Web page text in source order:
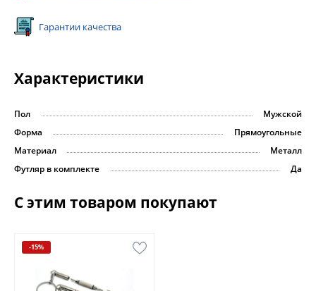
Гарантии качества
Характеристики
Пол
Мужской
Форма
Прямоугольные
Материал
Металл
Футляр в комплекте
Да
С этим товаром покупают
-15%